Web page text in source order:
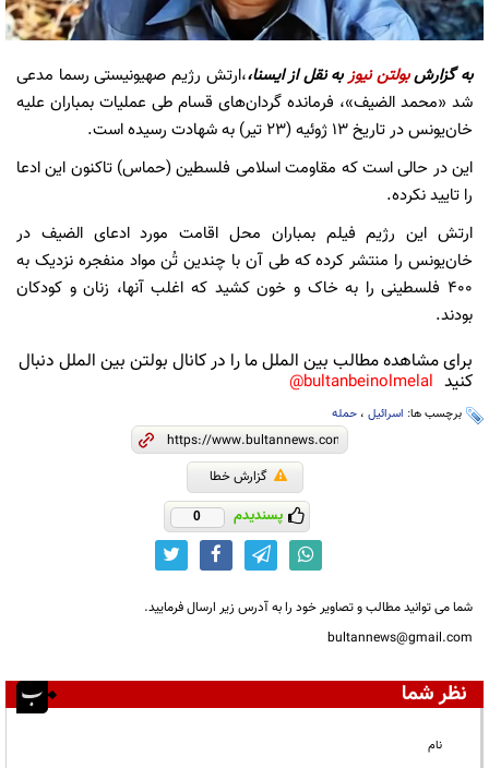
به گزارشبولتن نیوزبه نقل از ایسنا،،ارتش رژیم صهیونیستی رسما مدعی
شد «محمد الضیف»، فرمانده گردان‌های قسام طی عملیات بمباران علیه
خان‌یونس در تاریخ ۱۳ ژوئیه (۲۳ تیر) به شهادت رسیده است.
این در حالی است که مقاومت اسلامی فلسطین (حماس) تاکنون این ادعا
را تایید نکرده.
ارتش این رژیم فیلم بمباران محل اقامت مورد ادعای الضیف در
خان‌یونس را منتشر کرده که طی آن با چندین تُن مواد منفجره نزدیک به
۴۰۰ فلسطینی را به خاک و خون کشید که اغلب آنها، زنان و کودکان
بودند.
برای مشاهده مطالب بین الملل ما را در کانال بولتن بین الملل دنبال
کنید bultanbeinolmelal@
برچسب ها: اسرائیل ، حمله
گزارش خطا
پسندیدم 0
شما می توانید مطالب و تصاویر خود را به آدرس زیر ارسال فرمایید.
bultannews@gmail.com
نظر شما
نام